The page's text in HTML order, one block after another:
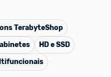
TerabyteShop
HD e SSD